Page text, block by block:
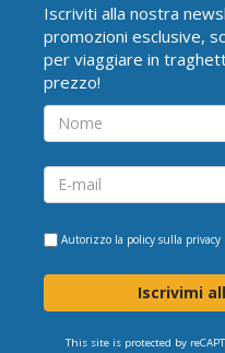
Iscriviti alla nostra
promozioni esclusive,
per viaggiare in
prezzo!
Autorizzo la policy sulla privacy
Iscrivimi
This site is protected by